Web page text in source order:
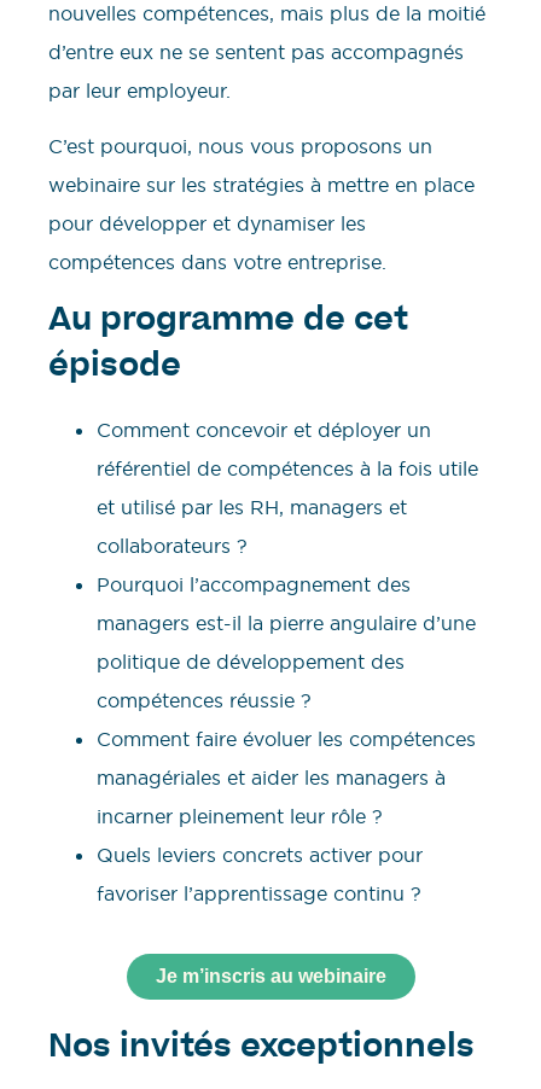
nouvelles compétences, mais plus de la moitié
d’entre eux ne se sentent pas accompagnés
par leur employeur.
C’est pourquoi, nous vous proposons un
webinaire sur les stratégies à mettre en place
pour développer et dynamiser les
compétences dans votre entreprise.
Au programme de cet
épisode
Comment concevoir et déployer un
référentiel de compétences à la fois utile
et utilisé par les RH, managers et
collaborateurs ?
Pourquoi l’accompagnement des
managers est-il la pierre angulaire d’une
politique de développement des
compétences réussie ?
Comment faire évoluer les compétences
managériales et aider les managers à
incarner pleinement leur rôle ?
Quels leviers concrets activer pour
favoriser l’apprentissage continu ?
Je m’inscris au webinaire
Nos invités exceptionnels